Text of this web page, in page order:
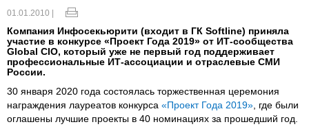
01.01.2010 |
Компания Инфосекьюрити (входит в ГК Softline) приняла
участие в конкурсе «Проект Года 2019» от ИТ-сообщества
Global CIO, который уже не первый год поддерживает
профессиональные ИТ-ассоциации и отраслевые СМИ
России.
30 января 2020 года состоялась торжественная церемония
награждения лауреатов конкурса «Проект Года 2019» , где были
оглашены лучшие проекты в 40 номинациях за прошедший год.